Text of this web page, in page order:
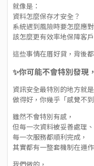
就像是：
資料怎麼保存才安全？
系統遇到風險時要怎麼應對
該怎麼更有效率地保障客
這些事情在厝好貸，背後
✨你可能不會特別發現
資訊安全最特別的地方就是
做得好，你幾乎「感覺不到
雖然不會特別有感，
但每一次資料被妥善處理、
每一次服務都順利完成，
其實都有一整套機制在運作
我們做的，